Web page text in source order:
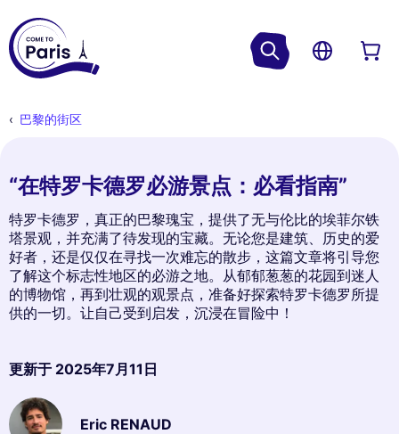
巴黎的街区
“在特罗卡德罗必游景点：必看指南”
特罗卡德罗，真正的巴黎瑰宝，提供了无与伦比的埃菲尔铁
塔景观，并充满了待发现的宝藏。无论您是建筑、历史的爱
好者，还是仅仅在寻找一次难忘的散步，这篇文章将引导您
了解这个标志性地区的必游之地。从郁郁葱葱的花园到迷人
的博物馆，再到壮观的观景点，准备好探索特罗卡德罗所提
供的一切。让自己受到启发，沉浸在冒险中！
更新于 2025年7月11日
Eric RENAUD